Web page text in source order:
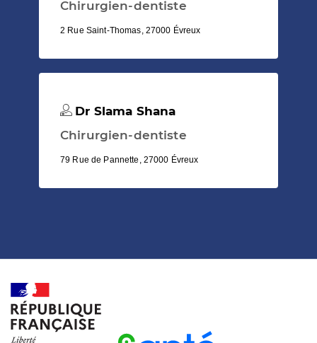
Chirurgien-dentiste
2 Rue Saint-Thomas, 27000 Évreux
Dr Slama Shana
Chirurgien-dentiste
79 Rue de Pannette, 27000 Évreux